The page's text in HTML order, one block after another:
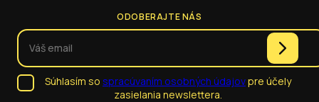
ODOBERAJTE NÁS
Súhlasím so spracúvaním osobných údajovpre účely
zasielania newslettera.